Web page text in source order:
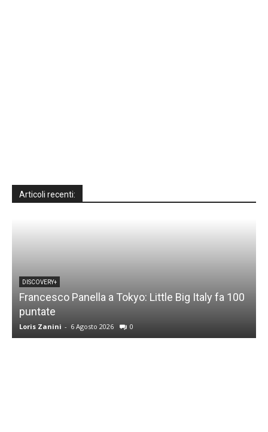
Articoli recenti:
DISCOVERY+
Francesco Panella a Tokyo: Little Big Italy fa 100
puntate
Loris Zanini - 6 Agosto 2026 0